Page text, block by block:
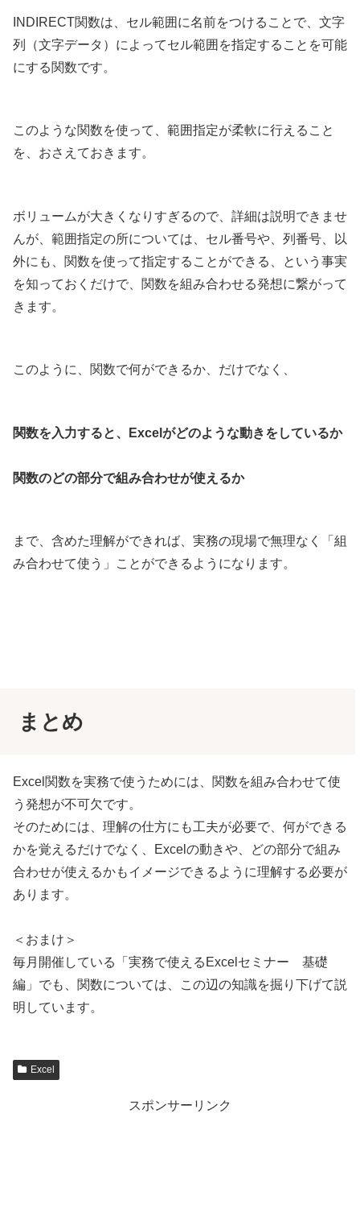
INDIRECT関数は、セル範囲に名前をつけることで、文字
列（文字データ）によってセル範囲を指定することを可能
にする関数です。
このような関数を使って、範囲指定が柔軟に行えること
を、おさえておきます。
ボリュームが大きくなりすぎるので、詳細は説明できませ
んが、範囲指定の所については、セル番号や、列番号、以
外にも、関数を使って指定することができる、という事実
を知っておくだけで、関数を組み合わせる発想に繋がって
きます。
このように、関数で何ができるか、だけでなく、
関数を入力すると、Excelがどのような動きをしているか
関数のどの部分で組み合わせが使えるか
まで、含めた理解ができれば、実務の現場で無理なく「組
み合わせて使う」ことができるようになります。
まとめ
Excel関数を実務で使うためには、関数を組み合わせて使
う発想が不可欠です。
そのためには、理解の仕方にも工夫が必要で、何ができる
かを覚えるだけでなく、Excelの動きや、どの部分で組み
合わせが使えるかもイメージできるように理解する必要が
あります。
＜おまけ＞
毎月開催している「実務で使えるExcelセミナー 基礎
編」でも、関数については、この辺の知識を掘り下げて説
明しています。
Excel
スポンサーリンク